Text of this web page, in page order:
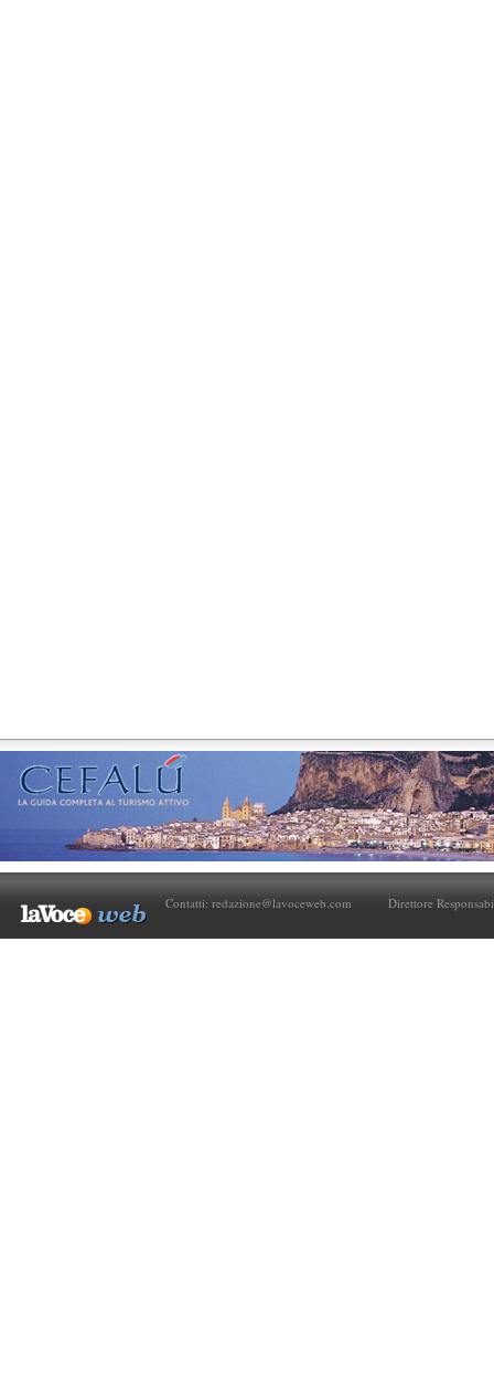
Contatti: redazione@lavoceweb.com Direttore